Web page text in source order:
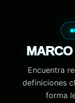
Encuentra
definiciones
forma